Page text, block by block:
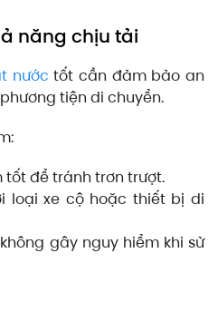
năng chịu tải
nước tốt cần đảm bảo an
tiện di chuyển.
tốt để tránh trơn trượt.
loại xe cộ hoặc thiết bị di
gây nguy hiểm khi sử